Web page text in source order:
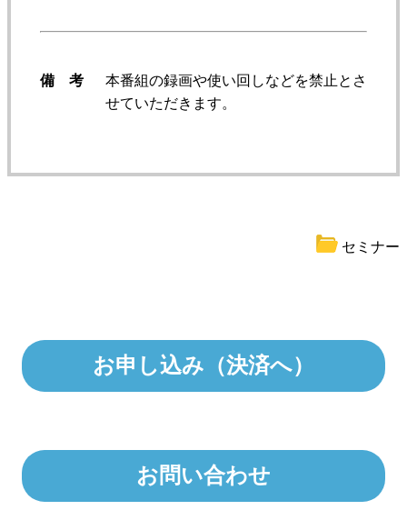
備 考
本番組の録画や使い回しなどを禁止とさ
せていただきます。
セミナー
お申し込み（決済へ）
お問い合わせ